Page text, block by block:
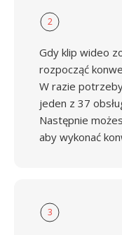
2
Gdy klip wideo
rozpocząć
W razie
jeden z 37
Następnie
aby wykonać
3